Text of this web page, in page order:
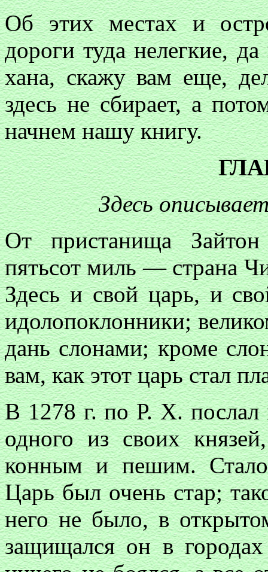
Об этих местах и
дороги туда нелегкие,
хана, скажу вам еще,
здесь не сбирает, а
начнем нашу книгу.
Здесь
От пристанища
пятьсот миль — страна
Здесь и свой царь, и
идолопоклонники;
дань слонами; кроме
вам, как этот царь стал
В 1278 г. по Р. X.
одного из своих
конным и пешим. Стало
Царь был очень стар;
него не было, в
защищался он в